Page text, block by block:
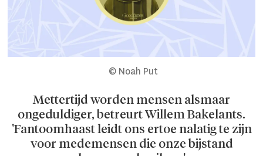
© Noah Put
Mettertijd worden mensen alsmaar
ongeduldiger, betreurt Willem Bakelants.
'Fantoomhaast leidt ons ertoe nalatig te zijn
voor medemensen die onze bijstand